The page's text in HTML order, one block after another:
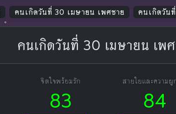
คนเกิดวันที่ 30 เมษายน เพศชาย คนเกิดวัน
คนเกิดวันที่ 30 เมษายน เพ
จิตใจพร้อมรัก
83
สายใยและความ
84